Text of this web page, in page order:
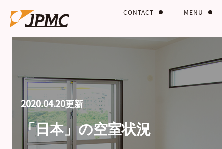
MENU
CONTACT
2020.04.20更新
「日本」の空室状況